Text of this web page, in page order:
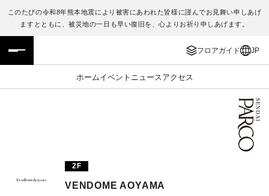
このたびの令和8年熊本地震により被害にあわれた皆様に謹んでお見舞い申しあげ
ますとともに、被災地の一日も早い復旧を、心よりお祈り申しあげます。
フロアガイド JP
ホームイベント ニュース アクセス
フロアガイド
施設案内・アクセス
TAX FREE
ENGLISH
繁体字
日本語
2F
VENDOME AOYAMA